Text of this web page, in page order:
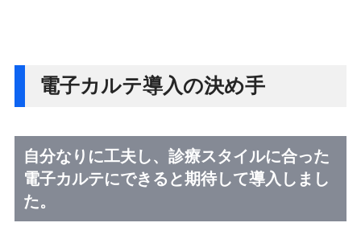
電子カルテ導入の決め手
自分なりに工夫し、診療スタイルに合った
電子カルテにできると期待して導入しまし
た。